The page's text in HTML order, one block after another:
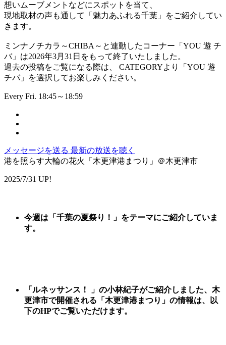
想いムーブメントなどにスポットを当て、
現地取材の声も通して「魅力あふれる千葉」をご紹介してい
きます。
ミンナノチカラ～CHIBA～と連動したコーナー「YOU 遊 チ
バ」は2026年3月31日をもって終了いたしました。
過去の投稿をご覧になる際は、 CATEGORYより「YOU 遊
チバ」を選択してお楽しみください。
Every Fri. 18:45～18:59
メッセージを送る 最新の放送を聴く
港を照らす大輪の花火「木更津港まつり」＠木更津市
2025/7/31 UP!
今週は 「 千葉の夏祭り ！ 」 をテーマにご紹介していま
す。
「ルネッサンス！ 」の小林紀子がご紹介しました、 木
更津市で開催される「木更津港まつり 」 の情報は、以
下のHPでご覧いただけます。